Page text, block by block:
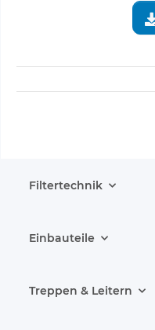
Filtertechnik
Einbauteile
Treppen & Leitern